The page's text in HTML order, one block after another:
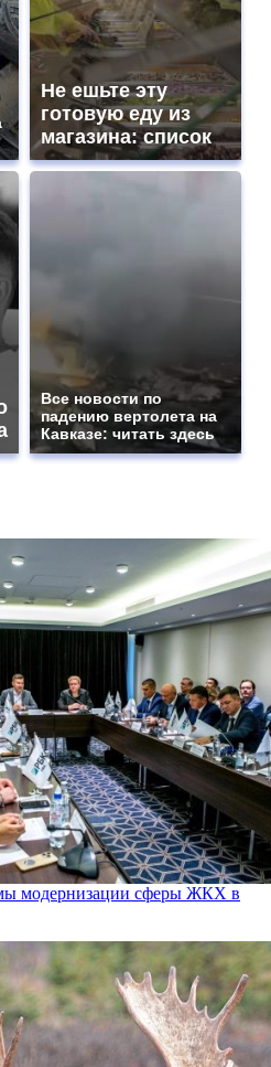
Не ешьте эту
готовую еду из
магазина: список
Все новости по
падению вертолета на
Кавказе: читать здесь
модернизации сферы ЖКХ в